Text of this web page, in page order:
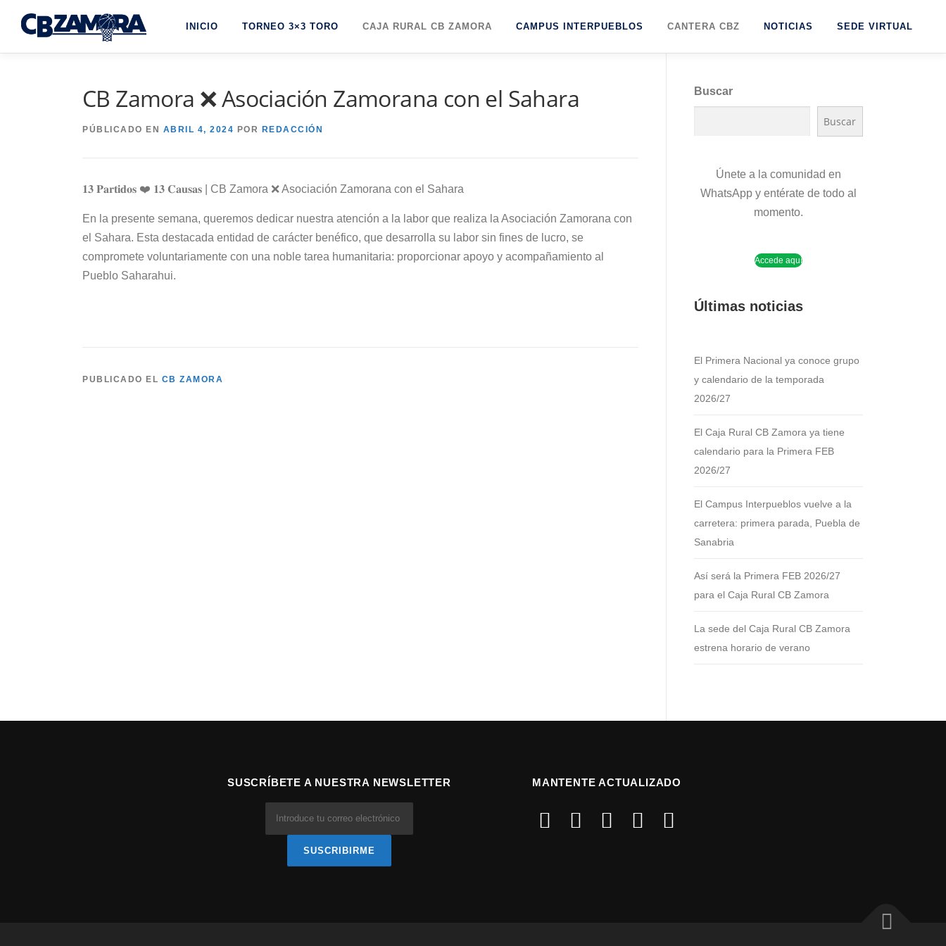
INICIO TORNEO 3×3 TORO CAJA RURAL CB ZAMORA CAMPUS INTERPUEBLOS CANTERA CBZ NOTICIAS SEDE VIRTUAL
CB Zamora ❌ Asociación Zamorana con el Sahara
PÚBLICADO EN ABRIL 4, 2024 POR REDACCIÓN
𝟏𝟑 𝐏𝐚𝐫𝐭𝐢𝐝𝐨𝐬 ❤️ 𝟏𝟑 𝐂𝐚𝐮𝐬𝐚𝐬 | CB Zamora ❌ Asociación Zamorana con el Sahara
En la presente semana, queremos dedicar nuestra atención a la labor que realiza la Asociación Zamorana con
el Sahara. Esta destacada entidad de carácter benéfico, que desarrolla su labor sin fines de lucro, se
compromete voluntariamente con una noble tarea humanitaria: proporcionar apoyo y acompañamiento al
Pueblo Saharahui.
PUBLICADO EL CB ZAMORA
Buscar
Buscar
Únete a la comunidad en
WhatsApp y entérate de todo al
momento.
Accede aquí
Últimas noticias
El Primera Nacional ya conoce grupo
y calendario de la temporada
2026/27
El Caja Rural CB Zamora ya tiene
calendario para la Primera FEB
2026/27
El Campus Interpueblos vuelve a la
carretera: primera parada, Puebla de
Sanabria
Así será la Primera FEB 2026/27
para el Caja Rural CB Zamora
La sede del Caja Rural CB Zamora
estrena horario de verano
SUSCRÍBETE A NUESTRA NEWSLETTER MANTENTE ACTUALIZADO